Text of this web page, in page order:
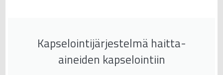
Kapselointijärjestelmä haitta-
aineiden kapselointiin